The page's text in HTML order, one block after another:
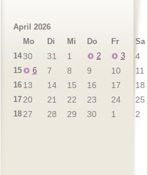
April 2026
Mo
Di Mi Do Fr Sa
1430 31 1 2 3 4
15
6 7 8 9 10 11
16 13 14 15 16 17 18
17 20 21 22 23 24 25
18 27 28 29 30 1 2